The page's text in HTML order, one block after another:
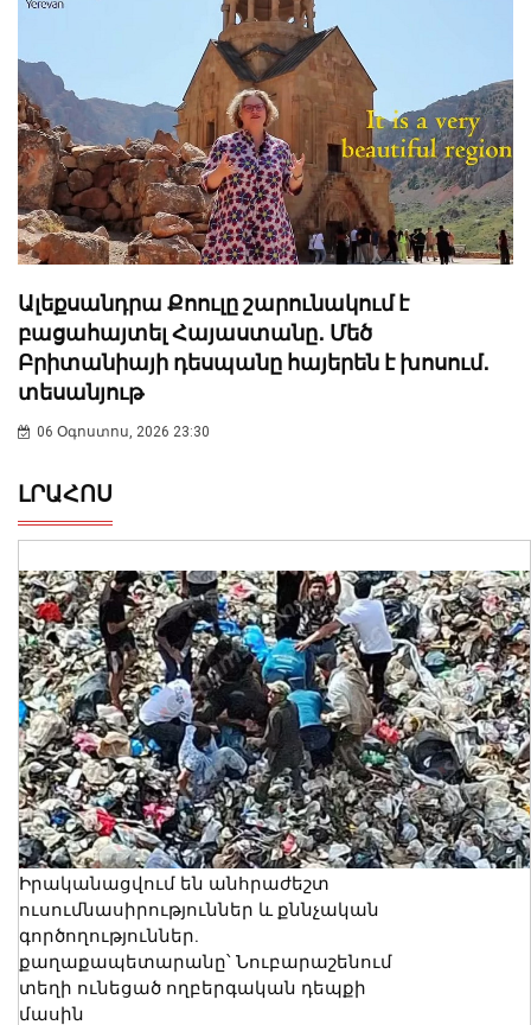
Ալեքսանդրա Քոուլը շարունակում է
բացահայտել Հայաստանը․ Մեծ
Բրիտանիայի դեսպանը հայերեն է խոսում․
տեսանյութ
06 Օգոստոս, 2026 23:30
ԼՐԱՀՈՍ
Իրականացվում են անհրաժեշտ
ուսումնասիրություններ և քննչական
գործողություններ.
քաղաքապետարանը՝ Նուբարաշենում
տեղի ունեցած ողբերգական դեպքի
մասին